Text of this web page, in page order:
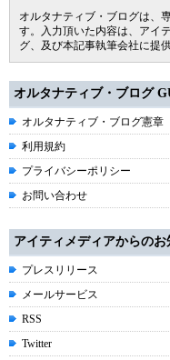
オルタナティブ・ブログは、
す。入力頂いた内容は、アイ
グ、及び本記事執筆会社に提
オルタナティブ・ブログ
オルタナティブ・ブログ憲章
利用規約
プライバシーポリシー
お問い合わせ
アイティメディアからのお
プレスリリース
メールサービス
RSS
Twitter